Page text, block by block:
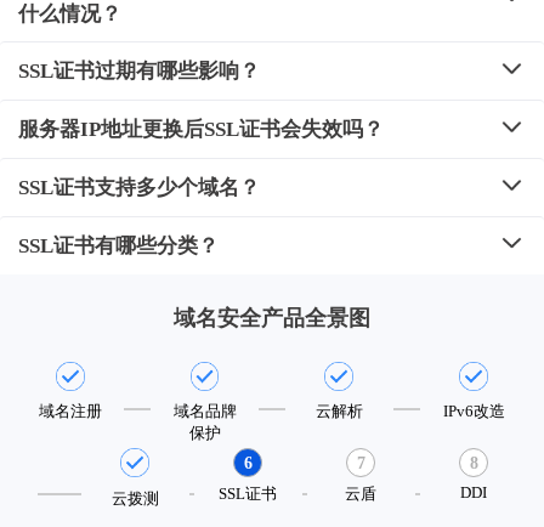
什么情况？
SSL证书过期有哪些影响？
服务器IP地址更换后SSL证书会失效吗？
SSL证书支持多少个域名？
SSL证书有哪些分类？
域名安全产品全景图
域名注册
域名品牌
保护
云解析 IPv6改造
云拨测
6
SSL证书
7
云盾
8
DDI